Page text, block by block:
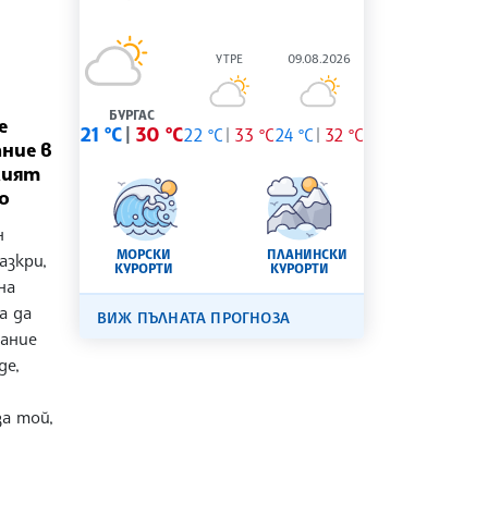
в
да
той,
БУРГАС
21 °C 30 °C
УТРЕ
22 °C 33 °C
09.08.2026
24 °C 32 °C
МОРСКИ
КУРОРТИ
ПЛАНИНСКИ
КУРОРТИ
ВИЖ ПЪЛНАТА ПРОГНОЗА